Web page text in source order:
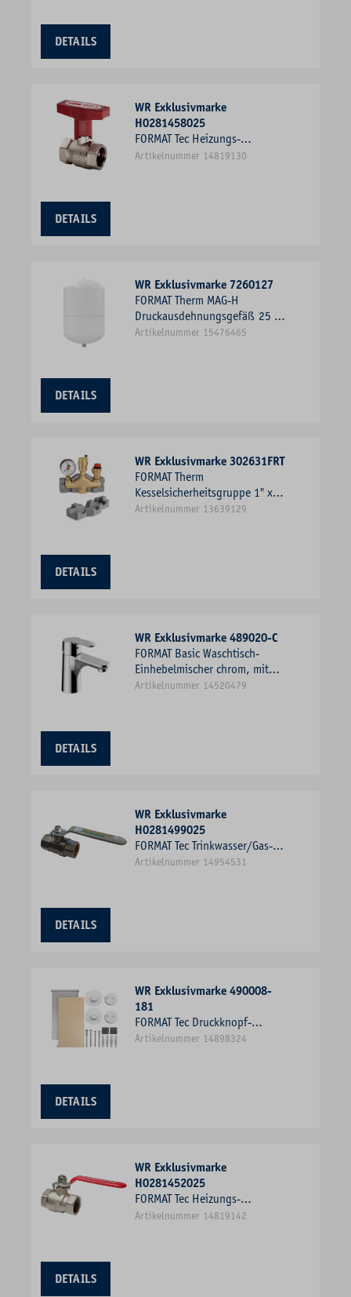
DETAILS
WR Exklusivmarke
H0281458025
FORMAT Tec Heizungs-
Kugelhahn Typ 1458 Messing
Artikelnummer 14819130
DETAILS
WR Exklusivmarke 7260127
FORMAT Therm MAG-H
Druckausdehnungsgefäß 25 l,
für Heizung, 1,5 bar/70
Artikelnummer 15476465
DETAILS
WR Exklusivmarke 302631FRT
FORMAT Therm
Kesselsicherheitsgruppe 1" x 3
bar bis 50KW
Artikelnummer 13639129
DETAILS
WR Exklusivmarke 489020-C
FORMAT Basic Waschtisch-
Einhebelmischer chrom, mit
Metall-Ablaufgarnitur 1 1/4"
Artikelnummer 14520479
DETAILS
WR Exklusivmarke
H0281499025
FORMAT Tec Trinkwasser/Gas-
Kugelhahn Typ 1499 1" IG/IG,
Artikelnummer 14954531
DETAILS
WR Exklusivmarke 490008-
181
FORMAT Tec Druckknopf-
Spiegelbefestigung unsichtbar,
Artikelnummer 14898324
DETAILS
WR Exklusivmarke
H0281452025
FORMAT Tec Heizungs-
Kugelhahn Typ 1452 Messing
Artikelnummer 14819142
DETAILS